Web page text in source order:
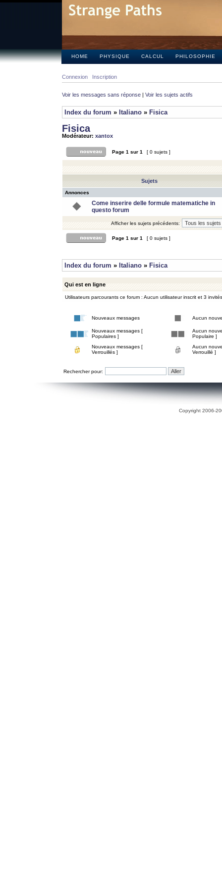
HOME PHYSIQUE CALCUL PHILOSOPHIE
Connexion Inscription
Voir les messages sans réponse | Voir les sujets actifs
Index du forum » Italiano » Fisica
Fisica
Modérateur: xantox
Page 1 sur 1 [ 0 sujets ]
Sujets
Annonces
Come inserire delle formule matematiche in
questo forum
Afficher les sujets précédents:
Page 1 sur 1 [ 0 sujets ]
Index du forum » Italiano » Fisica
Qui est en ligne
Utilisateurs parcourants ce forum : Aucun utilisateur inscrit et 3 invités
Nouveaux messages Aucun
Nouveaux messages [
Populaires ]
Aucun
Populaire ]
Nouveaux messages [
Verrouillés ]
Aucun
Verrouillé ]
Rechercher pour:
Copyright 2006-